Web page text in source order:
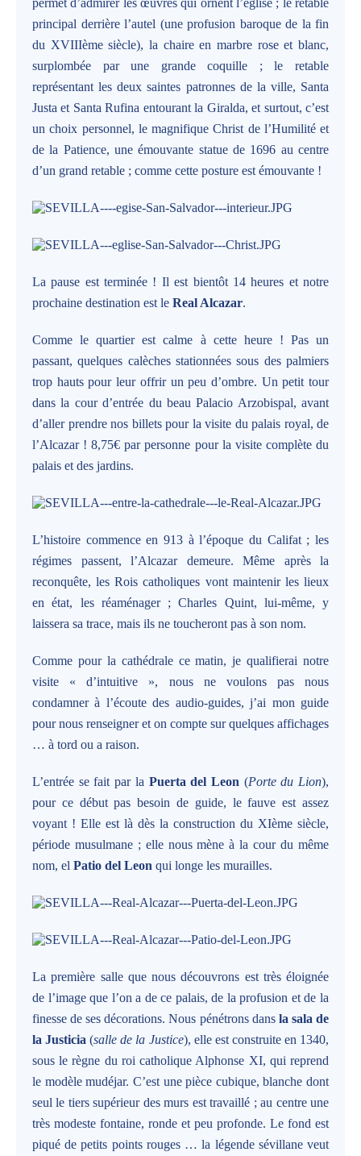
permet d’admirer les œuvres qui ornent l’église ; le retable
principal derrière l’autel (une profusion baroque de la fin
du XVIIIème siècle), la chaire en marbre rose et blanc,
surplombée par une grande coquille ; le retable
représentant les deux saintes patronnes de la ville, Santa
Justa et Santa Rufina entourant la Giralda, et surtout, c’est
un choix personnel, le magnifique Christ de l’Humilité et
de la Patience, une émouvante statue de 1696 au centre
d’un grand retable ; comme cette posture est émouvante !
La pause est terminée ! Il est bientôt 14 heures et notre
prochaine destination est le Real Alcazar.
Comme le quartier est calme à cette heure ! Pas un
passant, quelques calèches stationnées sous des palmiers
trop hauts pour leur offrir un peu d’ombre. Un petit tour
dans la cour d’entrée du beau Palacio Arzobispal, avant
d’aller prendre nos billets pour la visite du palais royal, de
l’Alcazar ! 8,75€ par personne pour la visite complète du
palais et des jardins.
L’histoire commence en 913 à l’époque du Califat ; les
régimes passent, l’Alcazar demeure. Même après la
reconquête, les Rois catholiques vont maintenir les lieux
en état, les réaménager ; Charles Quint, lui-même, y
laissera sa trace, mais ils ne toucheront pas à son nom.
Comme pour la cathédrale ce matin, je qualifierai notre
visite « d’intuitive », nous ne voulons pas nous
condamner à l’écoute des audio-guides, j’ai mon guide
pour nous renseigner et on compte sur quelques affichages
… à tord ou a raison.
L’entrée se fait par la Puerta del Leon (Porte du Lion),
pour ce début pas besoin de guide, le fauve est assez
voyant ! Elle est là dès la construction du XIème siècle,
période musulmane ; elle nous mène à la cour du même
nom, el Patio del Leon qui longe les murailles.
La première salle que nous découvrons est très éloignée
de l’image que l’on a de ce palais, de la profusion et de la
finesse de ses décorations. Nous pénétrons dans la sala de
la Justicia (salle de la Justice), elle est construite en 1340,
sous le règne du roi catholique Alphonse XI, qui reprend
le modèle mudéjar. C’est une pièce cubique, blanche dont
seul le tiers supérieur des murs est travaillé ; au centre une
très modeste fontaine, ronde et peu profonde. Le fond est
piqué de petits points rouges … la légende sévillane veut